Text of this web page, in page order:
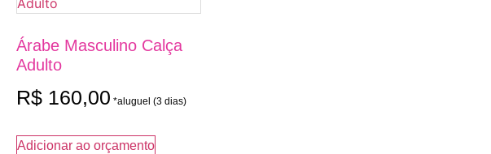
Árabe Masculino Calça
Adulto
R$ 160,00
Adicionar ao orçamento